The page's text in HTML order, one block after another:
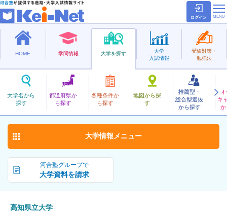
ログイン
HOME 学問情報 大学を探す
大学名から
探す
都道府県か
ら探す
各種条件か
ら探す
地図から探
す
推薦型・
総合型選抜
から探す
キ
か
大学
入試情報
受験対策・
勉強法
公立
こうちけんりつ
高知県立大学 お気に入り
河合塾グループで
大学資料を請求
大学情報 メニュー
高知県立大学